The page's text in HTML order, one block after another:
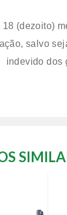
18 (dezoito)
salvo
indevido dos